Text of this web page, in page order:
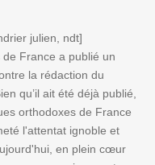
julien, ndt]
de France a publié un
la rédaction du
qu’il ait été déjà publié,
orthodoxes de France
l'attentat ignoble et
en plein cœur